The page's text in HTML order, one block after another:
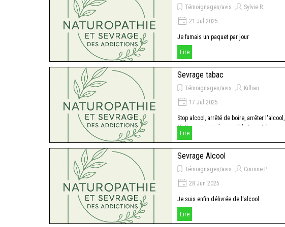
Témoignages/avis
Sylvie R.
21 Jul 2025
Je fumais un paquet par jour
Lire
Sevrage tabac
Témoignages/avis
Killian
17 Jul 2025
Stop alcool, arrêté de boire, arrêter l'alcool,
Mettre un terme à ses addictions tabac
alcool
Lire
Sevrage Alcool
Témoignages/avis
Corinne P.
28 Jun 2025
Je suis enfin délivrée de l'alcool
Lire